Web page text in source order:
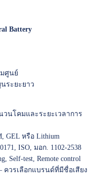
Battery
ศูนย์
ระยะยาว
นโคมและระยะเวลาการ
GEL หรือ Lithium
ISO, มอก. 1102-2538
Self-test, Remote control
ควรเลือกแบรนด์ที่มีชื่อเสียง